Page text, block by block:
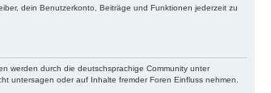
dein Benutzerkonto, Beiträge und Funktionen jederzeit zu
werden durch die deutschsprachige Community unter
untersagen oder auf Inhalte fremder Foren Einfluss nehmen.